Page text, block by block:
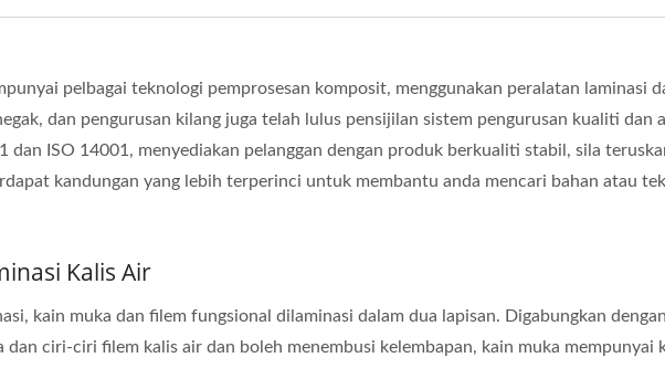
pelbagai teknologi pemprosesan komposit, menggunakan peralatan laminasi
dan pengurusan kilang juga telah lulus pensijilan sistem pengurusan kualiti dan
dan ISO 14001, menyediakan pelanggan dengan produk berkualiti stabil, sila
kandungan yang lebih terperinci untuk membantu anda mencari bahan atau
Kalis Air
kain muka dan filem fungsional dilaminasi dalam dua lapisan. Digabungkan
dan ciri-ciri filem kalis air dan boleh menembusi kelembapan, kain muka mempunyai